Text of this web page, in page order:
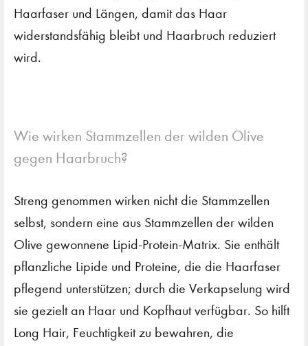
Haarfaser und Längen, damit das Haar
widerstandsfähig bleibt und Haarbruch reduziert
wird.
Wie wirken Stammzellen der wilden Olive
gegen Haarbruch?
Streng genommen wirken nicht die Stammzellen
selbst, sondern eine aus Stammzellen der wilden
Olive gewonnene Lipid-Protein-Matrix. Sie enthält
pflanzliche Lipide und Proteine, die die Haarfaser
pflegend unterstützen; durch die Verkapselung wird
sie gezielt an Haar und Kopfhaut verfügbar. So hilft
Long Hair, Feuchtigkeit zu bewahren, die